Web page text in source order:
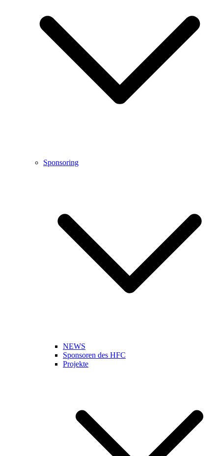
Sponsoring
NEWS
Sponsoren des HFC
Projekte